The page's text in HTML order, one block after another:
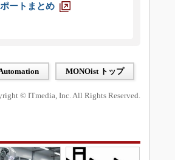
ートまとめ
MONOist トップ
© ITmedia, Inc. All Rights Reserved.